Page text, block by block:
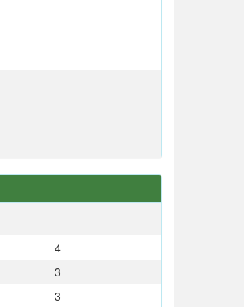
4
3
3